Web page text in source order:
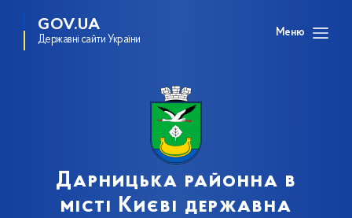
GOV.UA
Державні сайти України
Меню
Дарницька районна в
місті Києві державна